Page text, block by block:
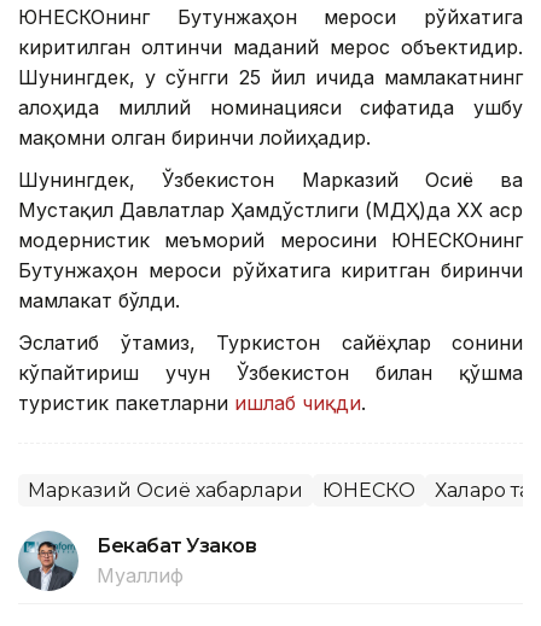
ЮНEСКОнинг Бутунжаҳон мероси рўйхатига
киритилган олтинчи маданий мерос объектидир.
Шунингдек, у сўнгги 25 йил ичида мамлакатнинг
алоҳида миллий номинацияси сифатида ушбу
мақомни олган биринчи лойиҳадир.
Шунингдек, Ўзбекистон Марказий Осиё ва
Мустақил Давлатлар Ҳамдўстлиги (МДҲ)да ХХ аср
модернистик меъморий меросини ЮНEСКОнинг
Бутунжаҳон мероси рўйхатига киритган биринчи
мамлакат бўлди.
Эслатиб ўтамиз, Туркистон сайёҳлар сонини
кўпайтириш учун Ўзбекистон билан қўшма
туристик пакетларни ишлаб чиқди.
Марказий Осиё хабарлари ЮНЕСКО Халқаро
Бекабат Узаков
Муаллиф